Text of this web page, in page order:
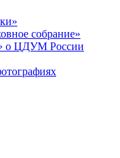
собрание»
о ЦДУМ России